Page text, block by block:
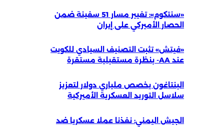
«سنتكوم»: تغيير مسار 51 سفينة ضمن
الحصار الأميركي على إيران
«فيتش» تثبت التصنيف السيادي للكويت
عند AA- بنظرة مستقبلية مستقرة
البنتاغون يخصص ملياري دولار لتعزيز
سلاسل التوريد العسكرية الأميركية
الجيش اليمني: نفذنا عملا عسكريا ضد